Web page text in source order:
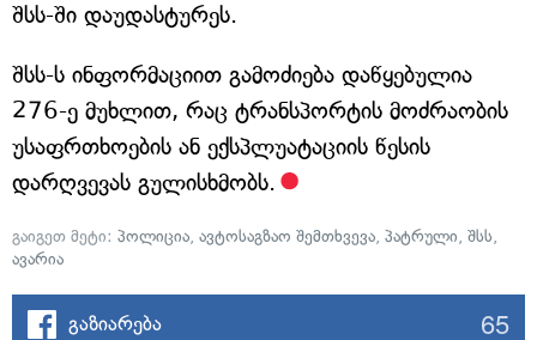
შსს-ში დაუდასტურეს.
შსს-ს ინფორმაციით გამოძიება დაწყებულია
276-ე მუხლით, რაც ტრანსპორტის მოძრაობის
უსაფრთხოების ან ექსპლუატაციის წესის
დარღვევას გულისხმობს.
გაიგეთ მეტი: პოლიცია, ავტოსაგზაო შემთხვევა, პატრული, შსს,
ავარია
გაზიარება 65